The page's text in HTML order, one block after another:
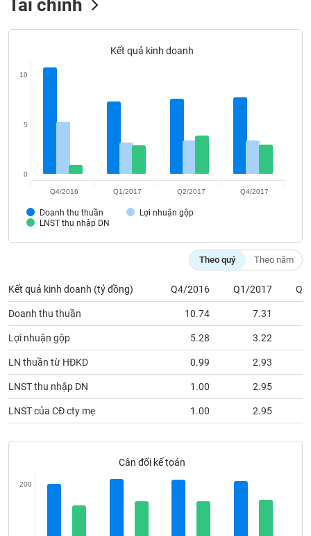
liệu
Tài chính
Kết quả kinh doanh
Doanh thu thuần
Lợi nhuận gộp
LNST thu nhập DN
0
5
10
Q4/2016 Q1/2017 Q2/2017 Q4/2017
Theo quý Theo năm
Kết quả kinh doanh (tỷ đồng) Q4/2016 Q1/2017
Doanh thu thuần 10.74 7.31
Lợi nhuận gộp 5.28 3.22
LN thuần từ HĐKD 0.99 2.93
LNST thu nhập DN 1.00 2.95
LNST của CĐ cty mẹ 1.00 2.95
Cân đối kế toán
200
DÙNG
TIÊU
THIẾT
YẾU
CHĂM
SÓC
SỨC
KHỎE
TÀI